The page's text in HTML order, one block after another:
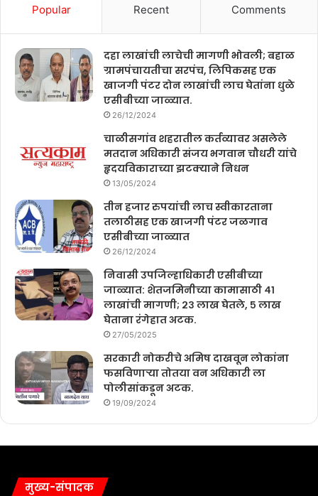
Popular Recent Comments
दहा लाखांची लाचेची मागणी भोवली; बहाळ
ग्रामपंचायतीचा सरपंच, लिपिकसह एक
खाजगी पंटर दोन लाखांची लाच घेतांना धुळे
एसीबीच्या जाळ्यात.
26/12/2024
चाळीसगांव शहरातील कर्तव्यावर असलेले
मतदान अधिकारी संजय भगवान चौधरी यांचे
हृदयविकाराच्या झटक्याने निधन
13/05/2024
तीन हजार रुपयांची लाच स्वीकारताना
तलाठीसह एक खाजगी पंटर जळगाव
एसीबीच्या जाळ्यात
26/12/2024
निवासी उपजिल्हाधिकारी एसीबीच्या
जाळ्यात: शेतजमिनीच्या कामासाठी ४१
लाखांची मागणी; २३ लाख घेतले, ५ लाख
घेताना रंगेहात अटक.
27/05/2025
सरकारी नोकरीचे अमिष दाखवून लोकांना
फसविणाऱ्या तोतया वन अधिकारी ला
पोलीसांकडून अटक.
19/09/2024
मुख्य-संपादक